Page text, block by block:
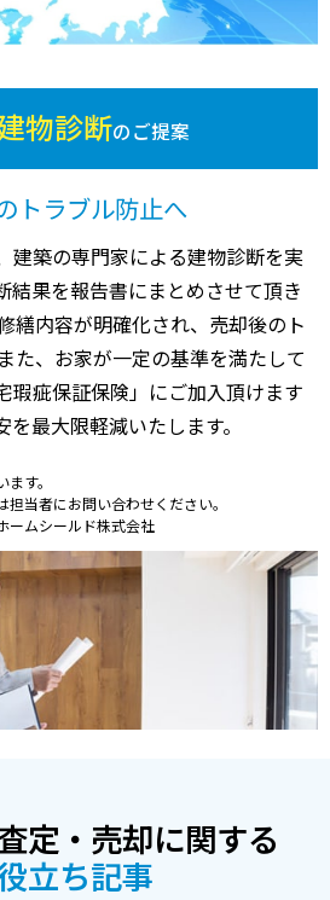
物診断のご提案
トラブル防止へ
建築の専門家による建物診断を実
結果を報告書にまとめさせて頂き
繕内容が明確化され、売却後のト
た、お家が一定の基準を満たして
瑕疵保証保険」にご加入頂けます
最大限軽減いたします。
す。
当者にお問い合わせください。
ームシールド株式会社
定・売却に関する
立ち記事